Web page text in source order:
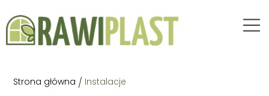
Strona główna / Instalacje